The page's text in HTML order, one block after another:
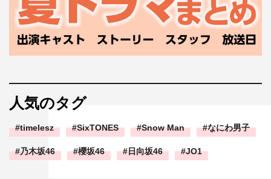
人気のタグ
timelesz SixTONES Snow Man なにわ男子
乃木坂46 櫻坂46 日向坂46 JO1